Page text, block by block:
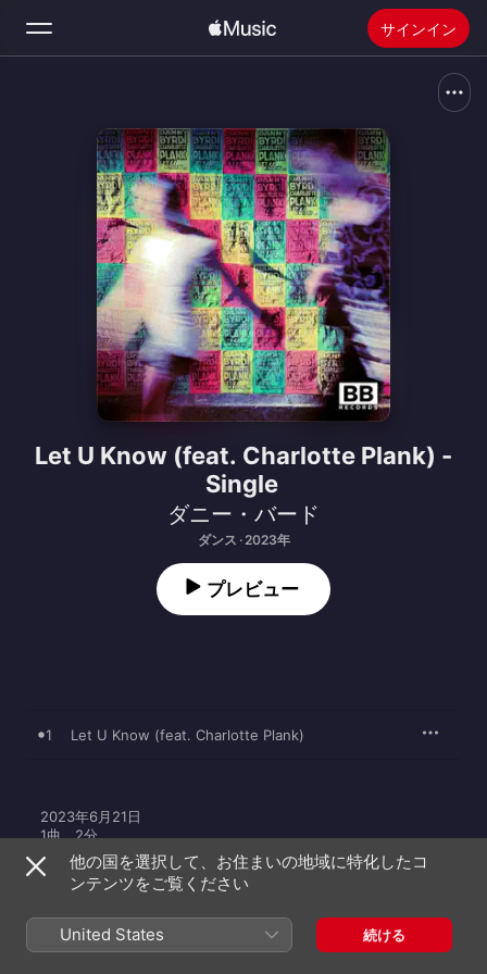
サインイン
ホーム
新着おすすめ
ラジオ
Apple Musicをインストール
Let U Know (feat. Charlotte Plank) -
Single
ダニー・バード
ダンス · 2023年
プレビュー
1 Let U Know (feat. Charlotte Plank)
2023年6月21日
1曲、2分
℗ 2023 Danny Byrd under exclusive license to Black Butter
Limited他の国を選択して、お住まいの地域に特化したコ
ンテンツをご覧ください
United States 続ける